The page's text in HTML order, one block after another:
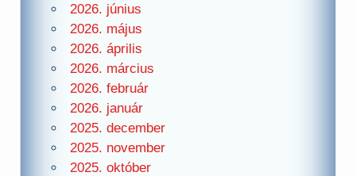
2026. június
2026. május
2026. április
2026. március
2026. február
2026. január
2025. december
2025. november
2025. október